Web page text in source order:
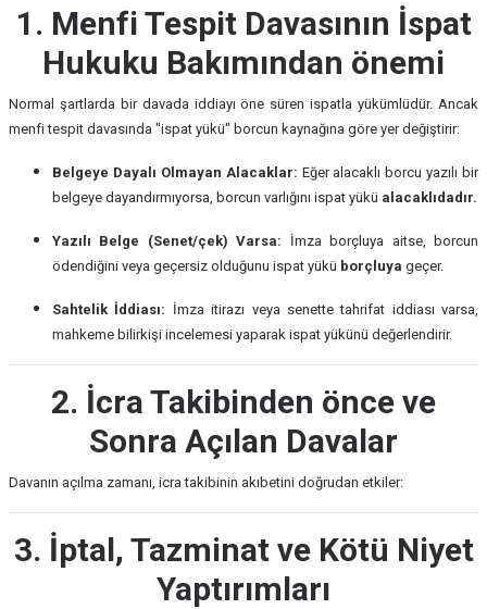
1. Menfi Tespit Davasının İspat
Hukuku Bakımından önemi
Normal şartlarda bir davada iddiayı öne süren ispatla yükümlüdür. Ancak
menfi tespit davasında "ispat yükü" borcun kaynağına göre yer değiştirir:
Belgeye Dayalı Olmayan Alacaklar: Eğer alacaklı borcu yazılı bir
belgeye dayandırmıyorsa, borcun varlığını ispat yükü alacaklıdadır.
Yazılı Belge (Senet/çek) Varsa: İmza borçluya aitse, borcun
ödendiğini veya geçersiz olduğunu ispat yükü borçluya geçer.
Sahtelik İddiası: İmza itirazı veya senette tahrifat iddiası varsa,
mahkeme bilirkişi incelemesi yaparak ispat yükünü değerlendirir.
2. İcra Takibinden önce ve
Sonra Açılan Davalar
Davanın açılma zamanı, icra takibinin akıbetini doğrudan etkiler:
3. İptal, Tazminat ve Kötü Niyet
Yaptırımları